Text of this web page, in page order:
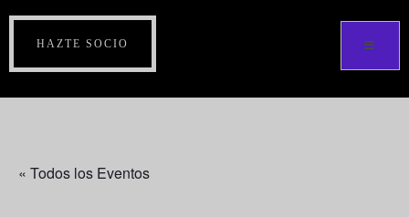
HAZTE SOCIO
« Todos los Eventos